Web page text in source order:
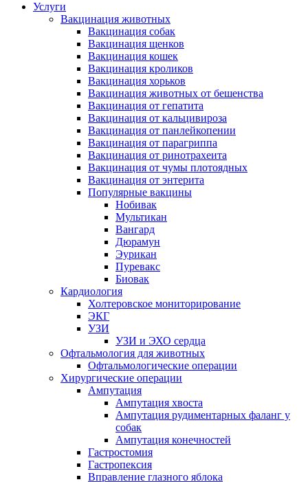
Услуги
Вакцинация животных
Вакцинация собак
Вакцинация щенков
Вакцинация кошек
Вакцинация кроликов
Вакцинация хорьков
Вакцинация животных от бешенства
Вакцинация от гепатита
Вакцинация от кальцивироза
Вакцинация от панлейкопении
Вакцинация от парагриппа
Вакцинация от ринотрахеита
Вакцинация от чумы плотоядных
Вакцинация от энтерита
Популярные вакцины
Нобивак
Мультикан
Вангард
Дюрамун
Эурикан
Пуревакс
Биовак
Кардиология
Холтеровское мониторирование
ЭКГ
УЗИ
УЗИ и ЭХО сердца
Офтальмология для животных
Офтальмологические операции
Хирургические операции
Ампутация
Ампутация хвоста
Ампутация рудиментарных фаланг у
собак
Ампутация конечностей
Гастростомия
Гастропексия
Вправление глазного яблока